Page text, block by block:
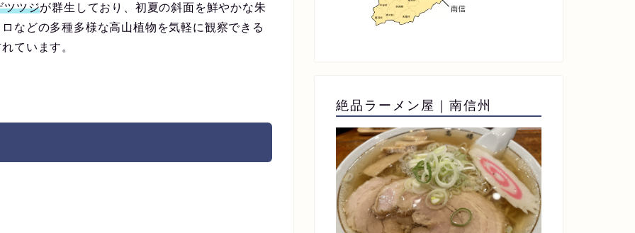
ツツジが群生しており、初夏の斜面を鮮やかな朱
などの多種多様な高山植物を気軽に観察できる
ています。
絶品ラーメン屋｜南信州